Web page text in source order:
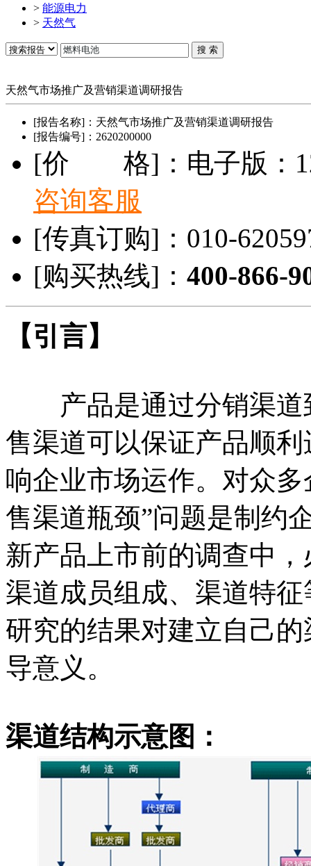
> 能源电力
> 天然气
天然气市场推广及营销渠道调研报告
[报告名称]： 天然气市场推广及营销渠道调研报告
[报告编号]： 2620200000
[价 格]： 电子版：
咨询客服
[传真订购]： 010-
[购买热线]： 400-866-
【引言】
产品是通过分销渠道
售渠道可以保证产品顺
响企业市场运作。对众
售渠道瓶颈”问题是制约
新产品上市前的调查中
渠道成员组成、渠道特
研究的结果对建立自己
导意义。
渠道结构示意图：